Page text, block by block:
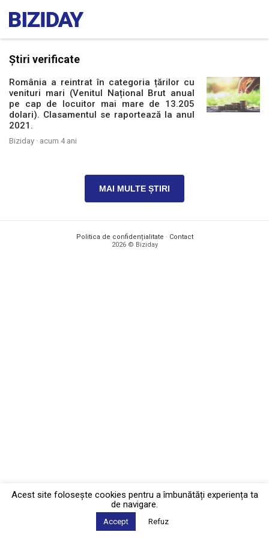
Știri verificate
România a reintrat în categoria țărilor cu
venituri mari (Venitul Național Brut anual
pe cap de locuitor mai mare de 13.205
dolari). Clasamentul se raportează la anul
2021.
Biziday · acum 4 ani
MAI MULTE ȘTIRI
Politica de confidențialitate · Contact
2026 © Biziday
Acest site foloseşte cookies pentru a îmbunătăți experiența ta
de navigare.
Accept Refuz